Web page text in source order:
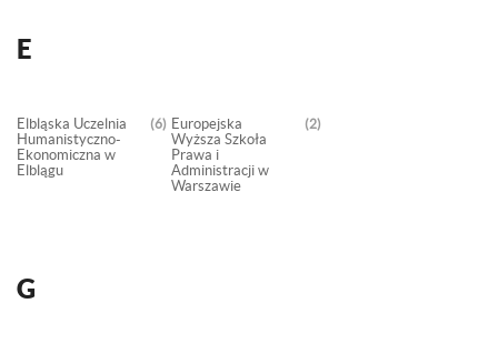
E
Elbląska Uczelnia
Humanistyczno-
Ekonomiczna w
Elblągu
6
Europejska
Wyższa Szkoła
Prawa i
Administracji w
Warszawie
2
G